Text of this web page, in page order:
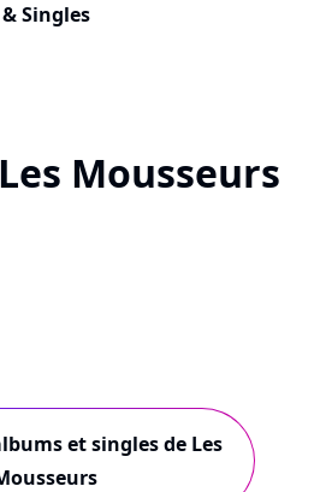
Singles
Mousseurs
et singles de Les